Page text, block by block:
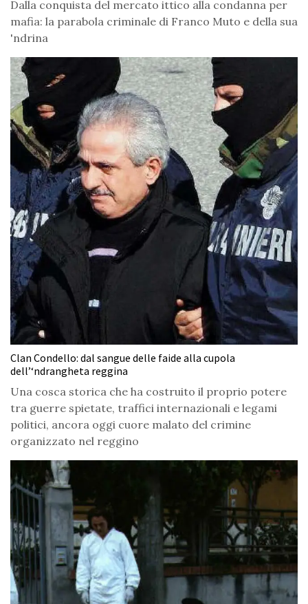
Dalla conquista del mercato ittico alla condanna per
mafia: la parabola criminale di Franco Muto e della sua
'ndrina
Clan Condello: dal sangue delle faide alla cupola
dell’‘ndrangheta reggina
Una cosca storica che ha costruito il proprio potere
tra guerre spietate, traffici internazionali e legami
politici, ancora oggi cuore malato del crimine
organizzato nel reggino